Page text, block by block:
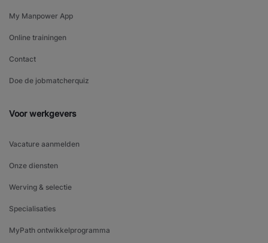
My Manpower App
Online trainingen
Contact
Doe de jobmatcherquiz
Voor werkgevers
Vacature aanmelden
Onze diensten
Werving & selectie
Specialisaties
MyPath ontwikkelprogramma